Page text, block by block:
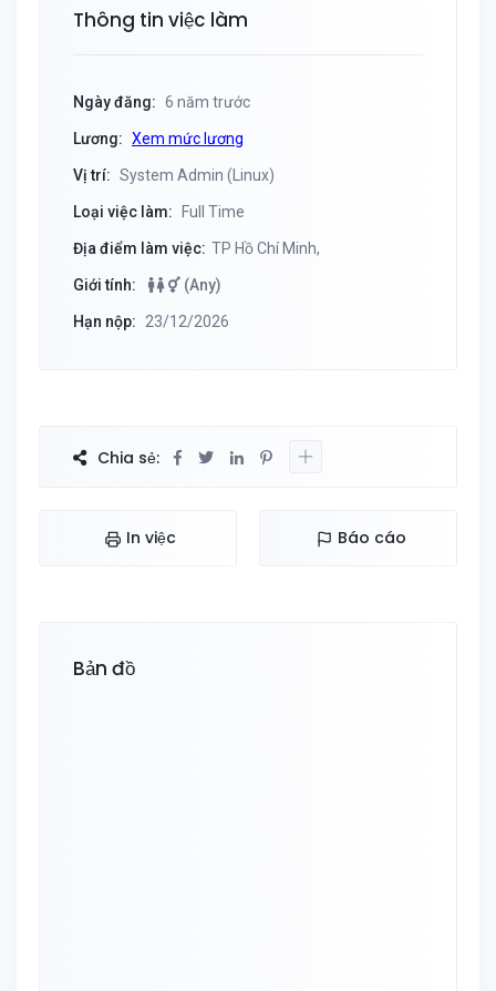
Thông tin việc làm
Ngày đăng: 6 năm trước
Lương: Xem mức lương
Vị trí: System Admin (Linux)
Loại việc làm: Full Time
Địa điểm làm việc: TP Hồ Chí Minh,
Giới tính: (Any)
Hạn nộp: 23/12/2026
Chia sẻ:
In việc Báo cáo
Bản đồ